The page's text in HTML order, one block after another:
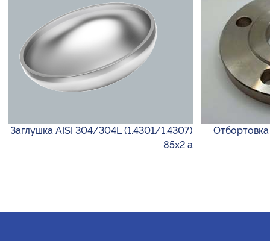
Заглушка AISI 304/304L (1.4301/1.4307)
85х2 а
Отбортовка